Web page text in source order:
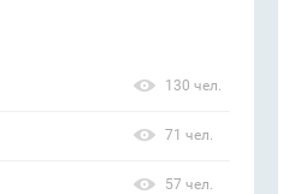
130 чел.
71 чел.
57 чел.